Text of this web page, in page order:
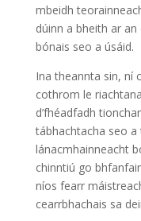
mbeidh
dúinn a bheith ar
bónais seo a úsáid.
Ina theannta sin, ní
cothrom le
d’fhéadfadh
tábhachtacha seo a
lánacmhainneacht
chinntiú go
níos fearr
cearrbhachais sa